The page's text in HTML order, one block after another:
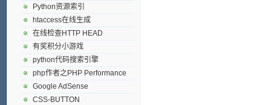
Python资源索引
htaccess在线生成
在线检查HTTP HEAD
有奖积分小游戏
python代码搜索引擎
php作者之PHP Performance
Google AdSense
CSS-BUTTON